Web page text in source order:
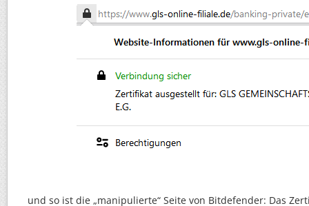
und so ist die „manipulierte“ Seite von Bitdefender: Das